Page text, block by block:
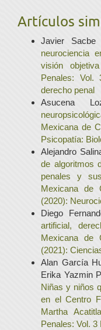
Artículos
Javier
neurociencia
visión objetiva
Penales: Vol.
derecho penal
Asucena
Mexicana de
Psicopatía:
Alejandro
de algoritmos
penales y
Mexicana de
(2020):
Diego
artificial,
Mexicana de
(2021):
Alan García
Erika Yazmin
Niñas y niños
en el Centro
Martha
Penales: Vol. 3